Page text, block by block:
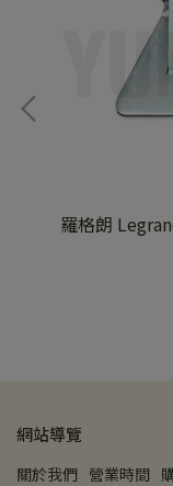
羅格朗
網站導覽
關於我們 營業時間